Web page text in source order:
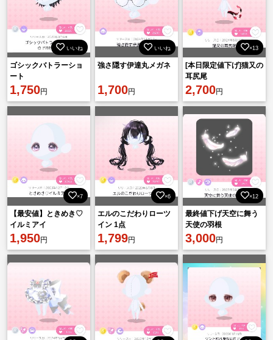
いいね
ゴシックバトラーショ
ート
1,750円
いいね
強さ隠す伊達丸メガネ
1,700円
×13
[本日限定値下げ]猫又の
耳尻尾
2,700円
×7
【最安値】ときめき♡
イルミアイ
1,950円
×6
エルのこだわりローツ
イン 1点
1,799円
×12
最終値下げ天空に舞う
天使の羽根
3,000円